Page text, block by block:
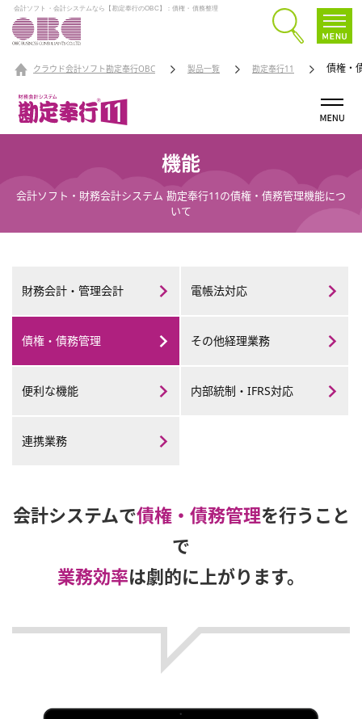
会計ソフト・会計システムなら【勘定奉行のOBC】：債権・債務整理
クラウド会計ソフト勘定奉行OBC 製品一覧 勘定奉行11 債権・
機能
会計ソフト・財務会計システム 勘定奉行11の債権・債務管理機能につ
いて
財務会計・ 管理会計 電帳法対応
債権・ 債務管理 その他経理業務
便利な機能 内部統制・ IFRS対応
連携業務
会計システムで債権・債務管理を行うこと
で
業務効率は劇的に上がります。